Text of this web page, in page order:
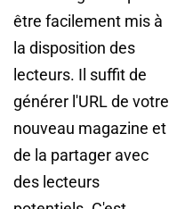
être facilement mis à
la disposition des
lecteurs. Il suffit de
générer l'URL de votre
nouveau magazine et
de la partager avec
des lecteurs